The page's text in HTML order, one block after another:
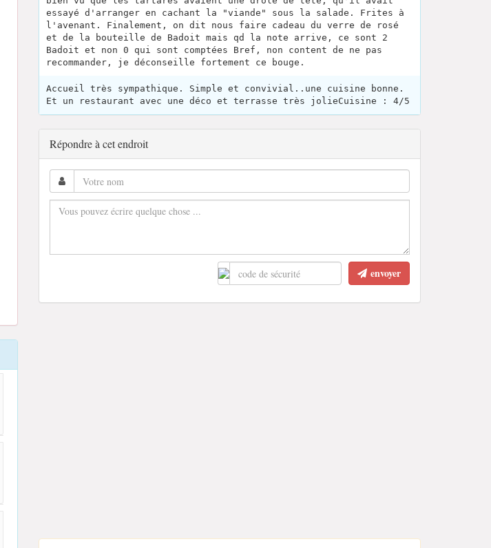
essayé d'arranger en cachant la "viande" sous la salade. Frites à
l'avenant. Finalement, on dit nous faire cadeau du verre de rosé
et de la bouteille de Badoit mais qd la note arrive, ce sont 2
Badoit et non 0 qui sont comptées Bref, non content de ne pas
recommander, je déconseille fortement ce bouge.
Accueil très sympathique. Simple et convivial..une cuisine bonne.
Et un restaurant avec une déco et terrasse très jolieCuisine : 4/5
Répondre à cet endroit
envoyer